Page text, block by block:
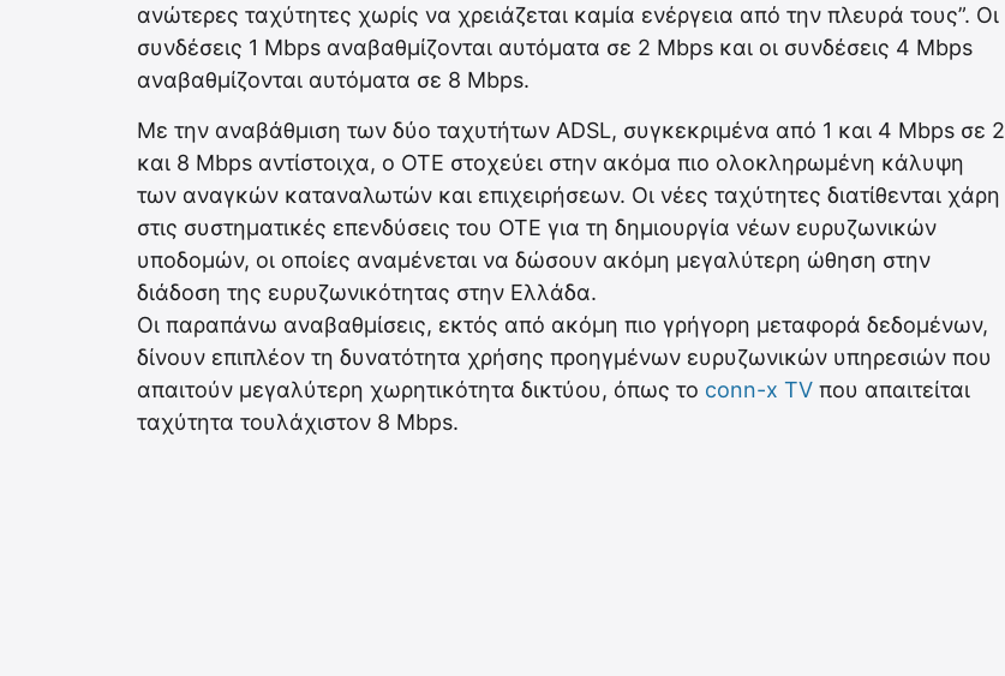
ανώτερες ταχύτητες χωρίς να χρειάζεται καμία ενέργεια από την πλευρά τους”. Οι
συνδέσεις 1 Mbps αναβαθμίζονται αυτόματα σε 2 Mbps και οι συνδέσεις 4 Mbps
αναβαθμίζονται αυτόματα σε 8 Mbps.
Με την αναβάθμιση των δύο ταχυτήτων ADSL, συγκεκριμένα από 1 και 4 Mbps σε 2
και 8 Mbps αντίστοιχα, ο ΟΤΕ στοχεύει στην ακόμα πιο ολοκληρωμένη κάλυψη
των αναγκών καταναλωτών και επιχειρήσεων. Οι νέες ταχύτητες διατίθενται χάρη
στις συστηματικές επενδύσεις του ΟΤΕ για τη δημιουργία νέων ευρυζωνικών
υποδομών, οι οποίες αναμένεται να δώσουν ακόμη μεγαλύτερη ώθηση στην
διάδοση της ευρυζωνικότητας στην Ελλάδα.
Οι παραπάνω αναβαθμίσεις, εκτός από ακόμη πιο γρήγορη μεταφορά δεδομένων,
δίνουν επιπλέον τη δυνατότητα χρήσης προηγμένων ευρυζωνικών υπηρεσιών που
απαιτούν μεγαλύτερη χωρητικότητα δικτύου, όπως το conn-x TV που απαιτείται
ταχύτητα τουλάχιστον 8 Mbps.